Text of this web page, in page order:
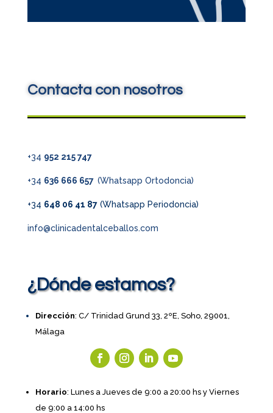
Contacta con nosotros
+34 952 215 747
+34 636 666 657 (Whatsapp Ortodoncia)
+34 648 06 41 87(Whatsapp Periodoncia)
info@clinicadentalceballos.com
¿Dónde estamos?
Dirección: C/ Trinidad Grund 33, 2ºE, Soho, 29001,
Málaga
Horario: Lunes a Jueves de 9:00 a 20:00 hs y Viernes
de 9:00 a 14:00 hs